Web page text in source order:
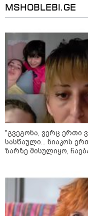
11:17 / 08-08-2026
არშემდგარი
საიდუმლო
ოპერაციებამდე
MSHOBLEBI.GE
"გვეგონა, ვერც ერთი
სასწაული... ნიაკოს
ზარზე მისულიყო,